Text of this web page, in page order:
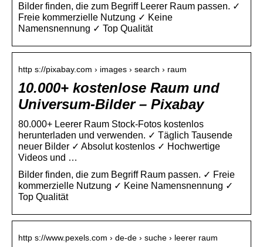
Bilder finden, die zum Begriff Leerer Raum passen. ✓
Freie kommerzielle Nutzung ✓ Keine
Namensnennung ✓ Top Qualität
http s://pixabay.com › images › search › raum
10.000+ kostenlose Raum und
Universum-Bilder – Pixabay
80.000+ Leerer Raum Stock-Fotos kostenlos
herunterladen und verwenden. ✓ Täglich Tausende
neuer Bilder ✓ Absolut kostenlos ✓ Hochwertige
Videos und …
Bilder finden, die zum Begriff Raum passen. ✓ Freie
kommerzielle Nutzung ✓ Keine Namensnennung ✓
Top Qualität
http s://www.pexels.com › de-de › suche › leerer raum